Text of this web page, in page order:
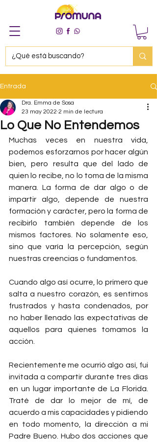
Entrada
Lo Que No Entendemos
Dra. Emma de Sosa
23 may 2022 2 min de lectura
Muchas veces en nuestra vida,
podemos esforzarnos por hacer algún
bien, pero resulta que del lado de
quien lo recibe, no lo toma de la misma
manera. La forma de dar algo o de
impartir algo, depende de nuestra
formación y carácter, pero la forma de
recibirlo también depende de los
mismos factores. No solamente eso,
sino que varía la percepción, según
nuestras creencias o fundamentos.
Cuando algo así ocurre, lo primero que
salta a nuestro corazón, es sentirnos
frustrados y hasta condenados, por
no haber llenado las expectativas de
aquellos para quienes tomamos la
acción.
Recientemente me ocurrió algo así, fui
invitada a compartir durante tres días
en un lugar importante de La Florida.
Traté de dar lo mejor de mí, de
acuerdo a mis capacidades y pidiendo
en todo momento, la dirección a mi
Padre Bueno. Hubo dos acciones que